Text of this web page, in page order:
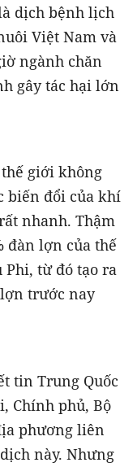
dịch bệnh lịch
Việt Nam và
ngành chăn
gây tác hại lớn
giới không
biến đổi của khí
nhanh. Thậm
đàn lợn của thế
từ đó tạo ra
trước nay
tin Trung Quốc
Chính phủ, Bộ
phương liên
này. Nhưng